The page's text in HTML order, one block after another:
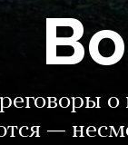
о
—